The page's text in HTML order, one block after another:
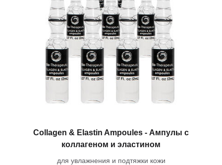
Collagen & Elastin Ampoules - Ампулы с
коллагеном и эластином
для увлажнения и подтяжки кожи